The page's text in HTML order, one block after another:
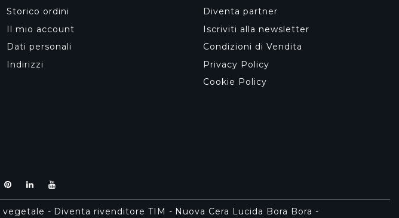
Storico ordini
Il mio account
Dati personali
Indirizzi
Diventa partner
Iscriviti alla newsletter
Condizioni di Vendita
Privacy Policy
Cookie Policy
vegetale - Diventa rivenditore TIM - Nuova Cera Lucida Bora Bora -